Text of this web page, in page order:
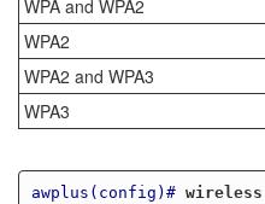
WPA and WPA2
WPA2
WPA2 and WPA3
WPA3
awplus(config)# wireless